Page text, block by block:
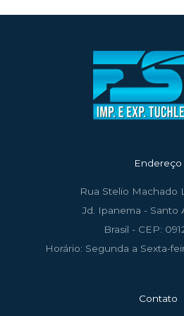
Endereço
Rua Stelio Machado
Jd. Ipanema - Santo
Brasil - CEP:
Horário: Segunda a Sexta-
Contato